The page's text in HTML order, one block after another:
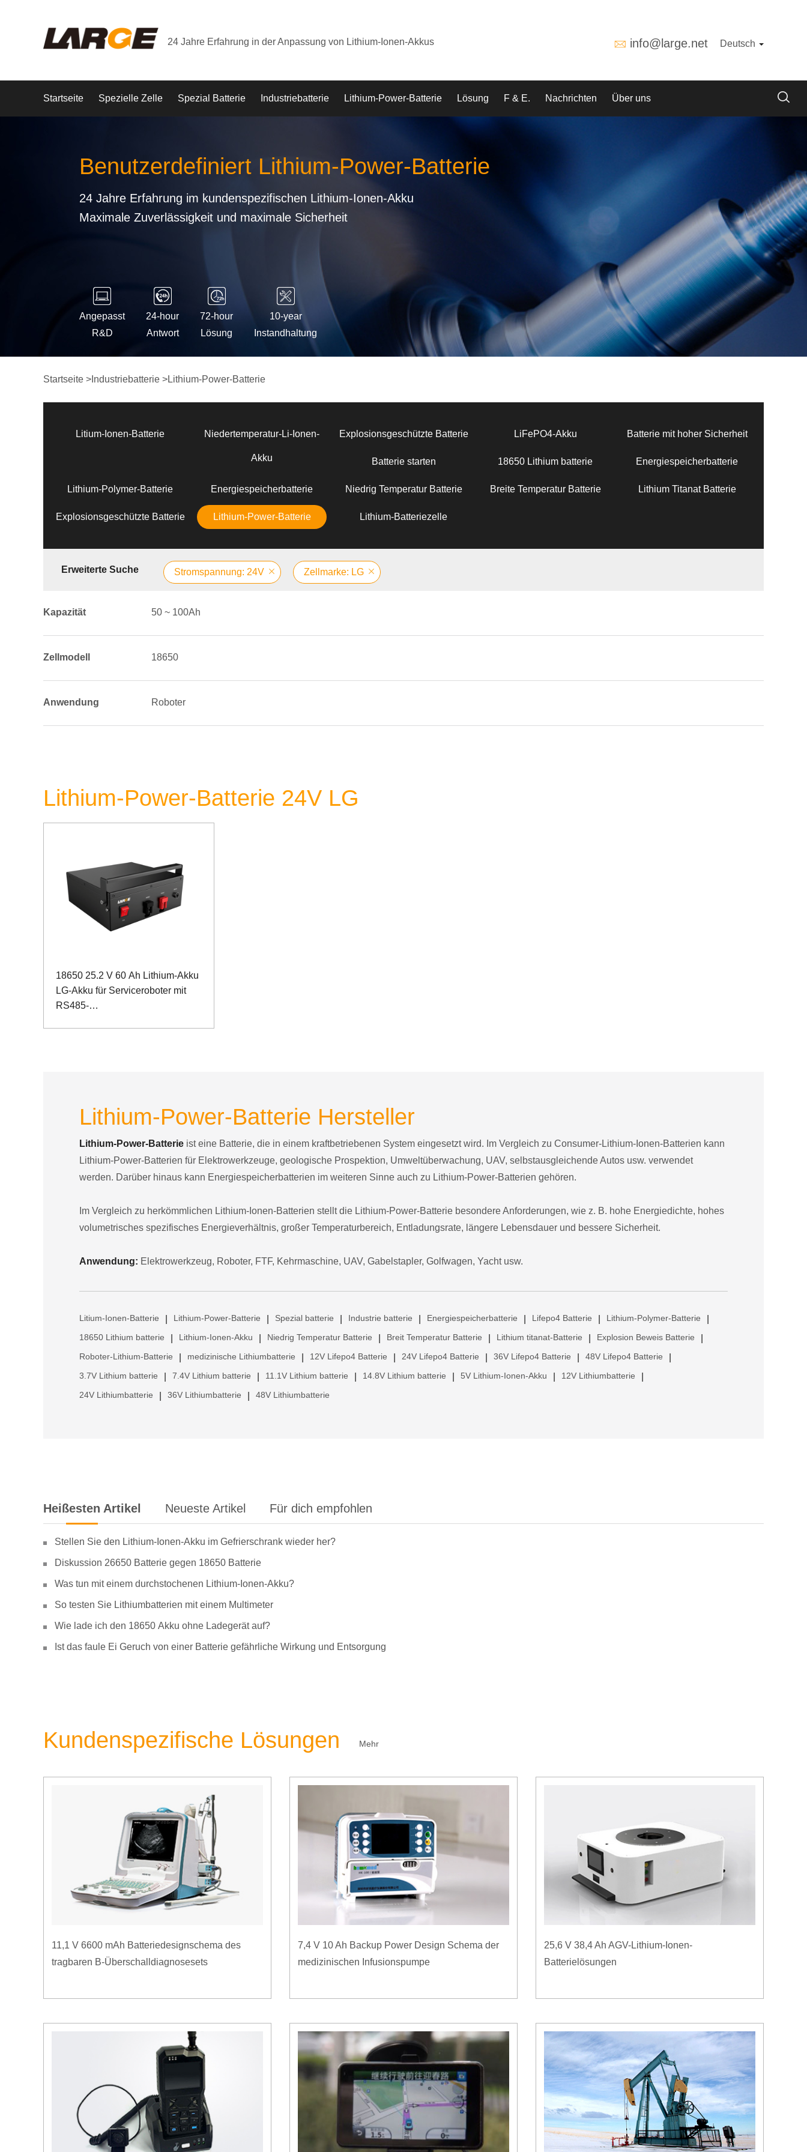
24 Jahre Erfahrung in der Anpassung von Lithium-Ionen-Akkus info@large.net Deutsch
Startseite Spezielle Zelle Spezial Batterie Industriebatterie Lithium-Power-Batterie Lösung F & E. Nachrichten Über uns
Benutzerdefiniert Lithium-Power-Batterie
24 Jahre Erfahrung im kundenspezifischen Lithium-Ionen-Akku
Maximale Zuverlässigkeit und maximale Sicherheit
Angepasst
R&D
24-hour
Antwort
72-hour
Lösung
10-year
Instandhaltung
Startseite > Industriebatterie >Lithium-Power-Batterie
Litium-Ionen-Batterie Niedertemperatur-Li-Ionen-
Akku
Explosionsgeschützte Batterie LiFePO4-Akku Batterie mit hoher Sicherheit
Batterie starten 18650 Lithium batterie Energiespeicherbatterie
Lithium-Polymer-Batterie Energiespeicherbatterie Niedrig Temperatur Batterie Breite Temperatur Batterie Lithium Titanat Batterie
Explosionsgeschützte Batterie Lithium-Power-Batterie Lithium-Batteriezelle
Erweiterte Suche Stromspannung: 24V Zellmarke: LG
Kapazität 50 ~ 100Ah
Zellmodell 18650
Anwendung Roboter
Lithium-Power-Batterie 24V LG
18650 25.2 V 60 Ah Lithium-Akku
LG-Akku für Serviceroboter mit
RS485-
Lithium-Power-Batterie Hersteller
Lithium-Power-Batterie ist eine Batterie, die in einem kraftbetriebenen System eingesetzt wird. Im Vergleich zu Consumer-Lithium-Ionen-Batterien kann
Lithium-Power-Batterien für Elektrowerkzeuge, geologische Prospektion, Umweltüberwachung, UAV, selbstausgleichende Autos usw. verwendet
werden. Darüber hinaus kann Energiespeicherbatterien im weiteren Sinne auch zu Lithium-Power-Batterien gehören.
Im Vergleich zu herkömmlichen Lithium-Ionen-Batterien stellt die Lithium-Power-Batterie besondere Anforderungen, wie z. B. hohe Energiedichte, hohes
volumetrisches spezifisches Energieverhältnis, großer Temperaturbereich, Entladungsrate, längere Lebensdauer und bessere Sicherheit.
Anwendung: Elektrowerkzeug, Roboter, FTF, Kehrmaschine, UAV, Gabelstapler, Golfwagen, Yacht usw.
Litium-Ionen-Batterie Lithium-Power-Batterie Spezial batterie Industrie batterie Energiespeicherbatterie Lifepo4 Batterie Lithium-Polymer-Batterie
18650 Lithium batterie Lithium-Ionen-Akku Niedrig Temperatur Batterie Breit Temperatur Batterie Lithium titanat-Batterie Explosion Beweis Batterie
Roboter-Lithium-Batterie medizinische Lithiumbatterie 12V Lifepo4 Batterie 24V Lifepo4 Batterie 36V Lifepo4 Batterie 48V Lifepo4 Batterie
3.7V Lithium batterie 7.4V Lithium batterie 11.1V Lithium batterie 14.8V Lithium batterie 5V Lithium-Ionen-Akku 12V Lithiumbatterie
24V Lithiumbatterie 36V Lithiumbatterie 48V Lithiumbatterie
Heißesten Artikel Neueste Artikel Für dich empfohlen
Stellen Sie den Lithium-Ionen-Akku im Gefrierschrank wieder her?
Diskussion 26650 Batterie gegen 18650 Batterie
Was tun mit einem durchstochenen Lithium-Ionen-Akku?
So testen Sie Lithiumbatterien mit einem Multimeter
Wie lade ich den 18650 Akku ohne Ladegerät auf?
Ist das faule Ei Geruch von einer Batterie gefährliche Wirkung und Entsorgung
Kundenspezifische Lösungen Mehr
11,1 V 6600 mAh Batteriedesignschema des
tragbaren B-Überschalldiagnosesets
7,4 V 10 Ah Backup Power Design Schema der
medizinischen Infusionspumpe
25,6 V 38,4 Ah AGV-Lithium-Ionen-
Batterielösungen